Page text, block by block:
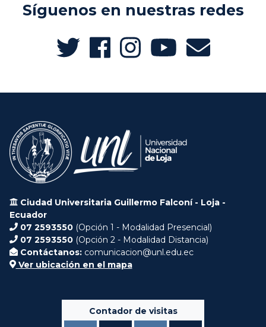
Síguenos en nuestras redes
Ciudad Universitaria Guillermo Falconí - Loja -
Ecuador
07 2593550 (Opción 1 - Modalidad Presencial)
07 2593550 (Opción 2 - Modalidad Distancia)
Contáctanos: comunicacion@unl.edu.ec
Ver ubicación en el mapa
Contador de visitas